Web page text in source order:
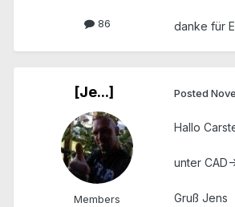
86 danke für
[Je...]
Members
Posted
Hallo
unter
Gruß Jens